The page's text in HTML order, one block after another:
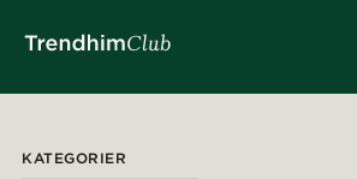
KATEGORIER